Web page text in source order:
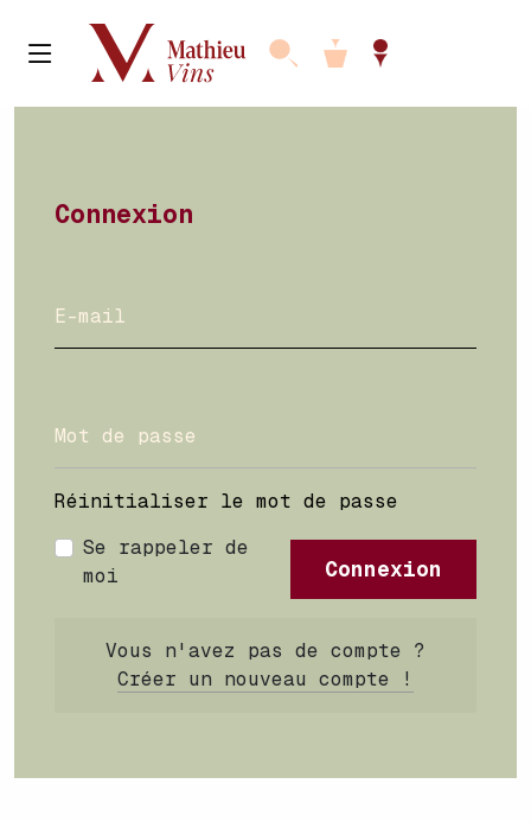
Connexion
Réinitialiser le mot de passe
Se rappeler de
moi
Connexion
Vous n'avez pas de compte ?
Créer un nouveau compte !